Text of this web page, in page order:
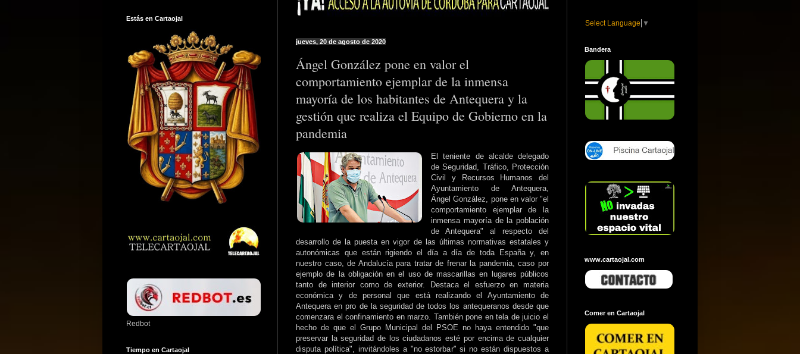
jueves, 20 de agosto de 2020
Ángel González pone en valor el
comportamiento ejemplar de la inmensa
mayoría de los habitantes de Antequera y la
gestión que realiza el Equipo de Gobierno en la
pandemia
El teniente de alcalde delegado
de Seguridad, Tráfico, Protección
Civil y Recursos Humanos del
Ayuntamiento de Antequera,
Ángel González, pone en valor "el
comportamiento ejemplar de la
inmensa mayoría de la población
de Antequera" al respecto del
desarrollo de la puesta en vigor de las últimas normativas estatales y
autonómicas que están rigiendo el día a día de toda España y, en
nuestro caso, de Andalucía para tratar de frenar la pandemia, caso por
ejemplo de la obligación en el uso de mascarillas en lugares públicos
tanto de interior como de exterior. Destaca el esfuerzo en materia
económica y de personal que está realizando el Ayuntamiento de
Antequera en pro de la seguridad de todos los antequeranos desde que
comenzara el confinamiento en marzo. También pone en tela de juicio el
hecho de que el Grupo Municipal del PSOE no haya entendido "que
preservar la seguridad de los ciudadanos esté por encima de cualquier
disputa política", invitándoles a "no estorbar" si no están dispuestos a
Estás en Cartaojal
Redbot
Tiempo en Cartaojal
Select Language ▼
Bandera
www.cartaojal.com
Comer en Cartaojal